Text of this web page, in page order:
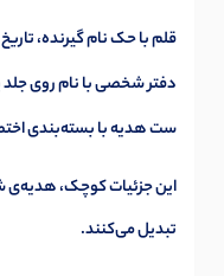
قلم با حک نام گیرنده، تاریخ
دفتر شخصی با نام روی
ست هدیه با بسته‌بندی
این جزئیات کوچک، هدیه‌ی
تبدیل می‌کنند.